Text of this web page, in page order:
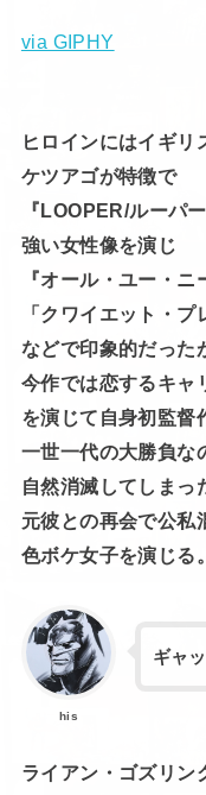
via GIPHY
ヒロインにはイギリ
ケツアゴが特徴で
『LOOPER/ルーパ
強い女性像を演じ
『オール・ユー・ニ
「クワイエット・プ
などで印象的だった
今作では恋するキャ
を演じて自身初監督
一世一代の大勝負な
自然消滅してしまっ
元彼との再会で公私
色ボケ女子を演じる。
his
ギャ
ライアン・ゴズリン